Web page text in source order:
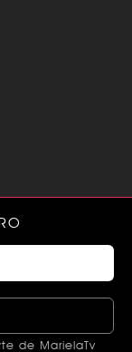
de MarielaTv